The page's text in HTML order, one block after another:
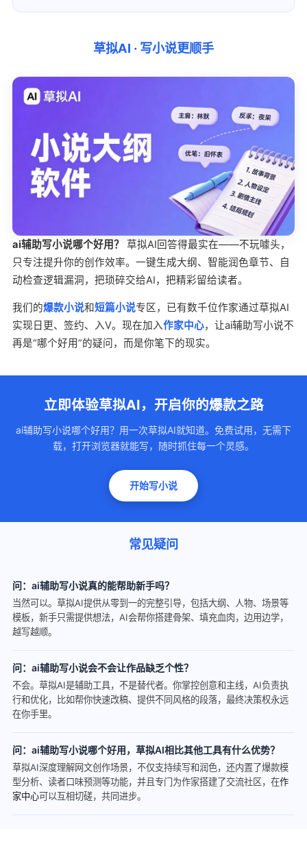
草拟AI · 写小说更顺手
ai辅助写小说哪个好用？
草拟AI回答得最实在——不玩噱头，
只专注提升你的创作效率。一键生成大纲、智能润色章节、自
动检查逻辑漏洞，把琐碎交给AI，把精彩留给读者。
我们的爆款小说和短篇小说专区，已有数千位作家通过草拟AI
实现日更、签约、入V。现在加入作家中心，让ai辅助写小说不
再是“哪个好用”的疑问，而是你笔下的现实。
立即体验草拟AI，开启你的爆款之路
ai辅助写小说哪个好用？用一次草拟AI就知道。免费试用，无需下
载，打开浏览器就能写，随时抓住每一个灵感。
开始写小说
常见疑问
问：ai辅助写小说真的能帮助新手吗？
当然可以。草拟AI提供从零到一的完整引导，包括大纲、人物、场景等
模板，新手只需提供想法，AI会帮你搭建骨架、填充血肉，边用边学，
越写越顺。
问：ai辅助写小说会不会让作品缺乏个性？
不会。草拟AI是辅助工具，不是替代者。你掌控创意和主线，AI负责执
行和优化，比如帮你快速改稿、提供不同风格的段落，最终决策权永远
在你手里。
问：ai辅助写小说哪个好用，草拟AI相比其他工具有什么优势？
草拟AI深度理解网文创作场景，不仅支持续写和润色，还内置了爆款模
型分析、读者口味预测等功能，并且专门为作家搭建了交流社区，在作
家中心可以互相切磋，共同进步。